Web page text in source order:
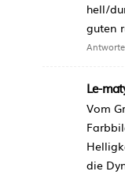
hell/
guten
Le-
Vom
die